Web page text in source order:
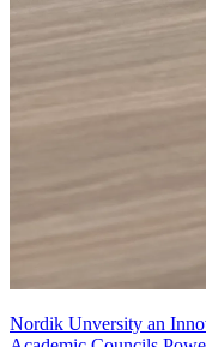
Nordik Unversity an